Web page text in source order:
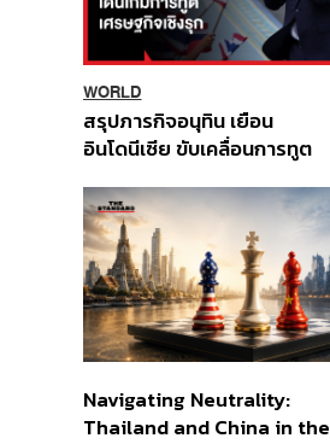
WORLD
สรุปภารกิจอนุทิน เยือน
อินโดนีเซีย ขับเคลื่อนการทูต
ส่วนยุทธศาสตร์ไทย –
อินโดนีเซีย
Navigating Neutrality:
Thailand and China in the